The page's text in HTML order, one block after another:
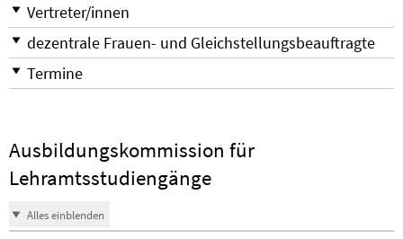
Vertreter/innen
dezentrale Frauen- und Gleichstellungsbeauftragte
Termine
Ausbildungskommission für
Lehramtsstudiengänge
Alles einblenden